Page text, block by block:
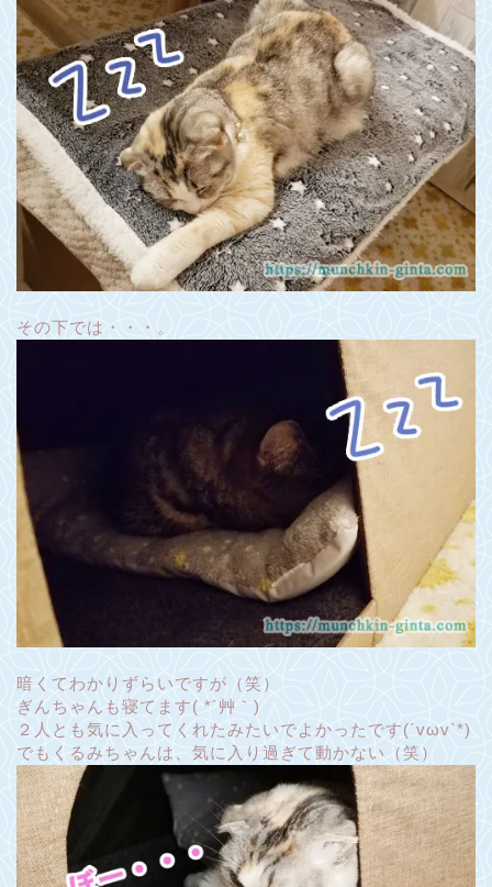
その下では・・・。
暗くてわかりずらいですが（笑）
ぎんちゃんも寝てます( *´艸｀)
２人とも気に入ってくれたみたいでよかったです(´vωv`*)
でもくるみちゃんは、気に入り過ぎて動かない（笑）